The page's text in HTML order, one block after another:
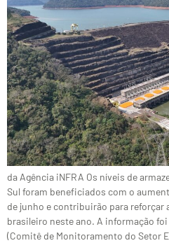
da Agência iNFRA Os níveis de
Sul foram beneficiados com o
de junho e contribuirão para reforçar
brasileiro neste ano. A informação foi
(Comitê de Monitoramento do Setor